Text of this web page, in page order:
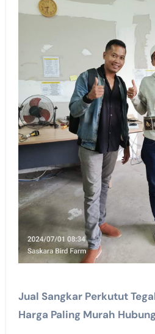
Jual Sangkar Perkutut
Harga Paling Murah